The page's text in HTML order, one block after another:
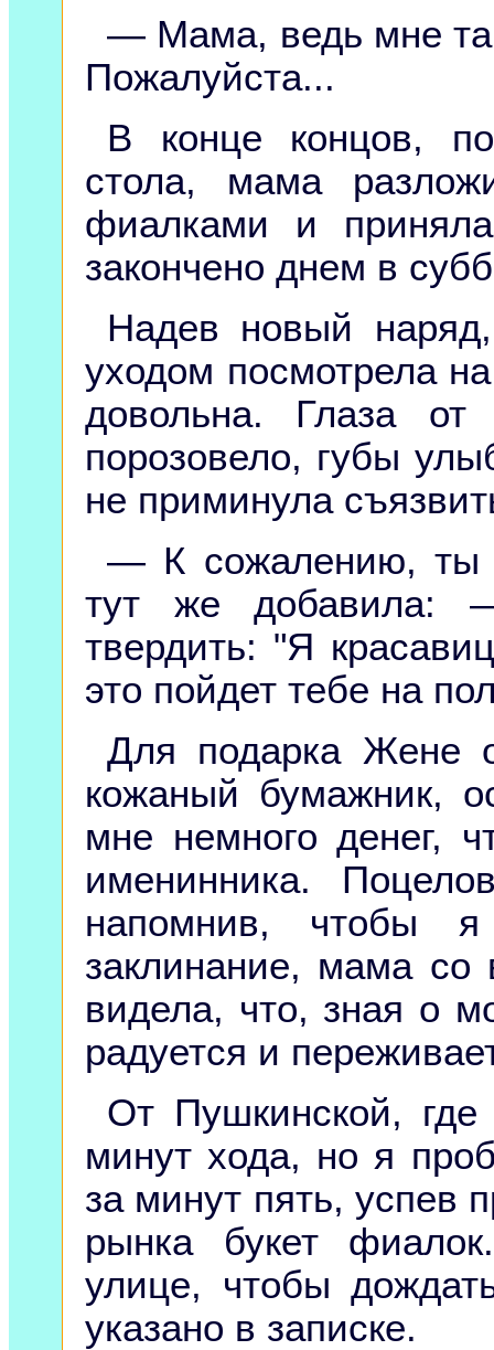
— Мама, ведь мне
Пожалуйста...
В конце концов,
стола, мама
фиалками и
закончено днем в
Надев новый
уходом посмотрела
довольна. Глаза от
порозовело, губы
не приминула
— К сожалению, ты
тут же добавила:
твердить: "Я
это пойдет тебе на
Для подарка Жене
кожаный бумажник,
мне немного денег,
именинника.
напомнив, чтобы
заклинание, мама со
видела, что, зная о
радуется и
От Пушкинской,
минут хода, но я
за минут пять, успев
рынка букет
улице, чтобы
указано в записке.